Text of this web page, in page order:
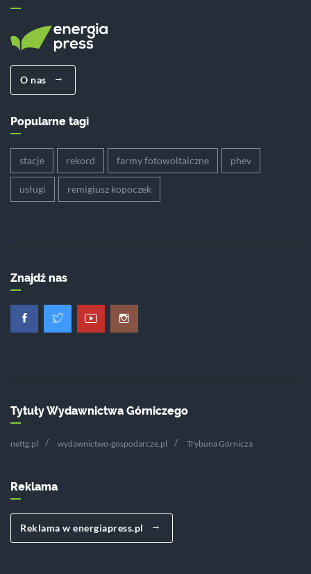
O nas
Popularne tagi
stacje rekord farmy fotowoltaiczne phev
usługi remigiusz kopoczek
Znajdź nas
Tytuły Wydawnictwa Górniczego
nettg.pl wydawnictwo-gospodarcze.pl Trybuna Górnicza
Reklama
Reklama w energiapress.pl